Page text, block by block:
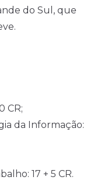
do Sul, que
CR;
da Informação:
17 + 5 CR.